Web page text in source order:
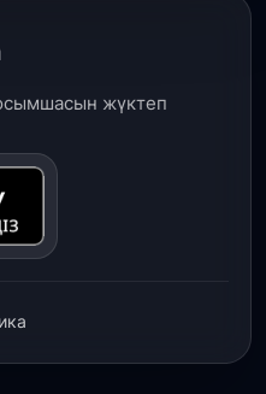
жүктеп